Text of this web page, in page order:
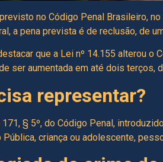
no Código Penal Brasileiro,
a pena prevista é de reclusão, de
que a Lei nº 14.155 alterou
ser aumentada em até dois terços,
representar?
§ 5º, do Código Penal,
criança ou adolescente,